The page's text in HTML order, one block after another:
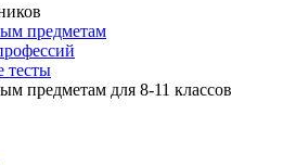
предметам
тесты
предметам для 8-11 классов